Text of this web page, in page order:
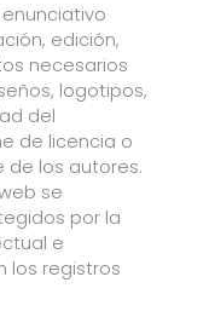
edición,
necesarios
logotipos,
del
de licencia o
de los autores.
se
por la
e
los registros